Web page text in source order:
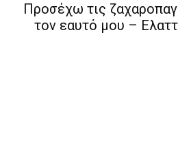
Προσέχω τις
τον εαυτό μου –